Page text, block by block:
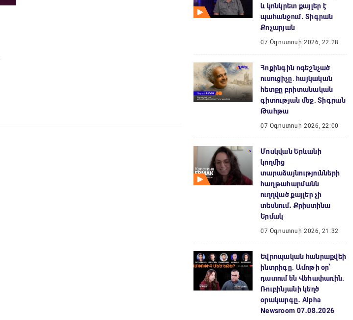
և կոնկրետ քայլեր է
պահանջում․ Տիգրան
Քոչարյան
07 Օգոստոսի 2026, 22:28
Հոքինգին ոգեշնչած
ուսուցիչը. հայկական
հետքը բրիտանական
գիտության մեջ. Տիգրան
Թահթա
07 Օգոստոսի 2026, 22:00
Մոսկվան Երևանի
կողմից
տարաձայնությունների
հաղթահարմանն
ուղղված քայլեր չի
տեսնում․ Քրիստինա
Երմակ
07 Օգոստոսի 2026, 21:32
Եվրոպական հանրաքվեի
ինտրիգը. Ամոթի օր՝
դատում են Վեհափառին.
Ռուբինյանի կեղծ
օրակարգը․ Alpha
Newsroom 07․08․2026